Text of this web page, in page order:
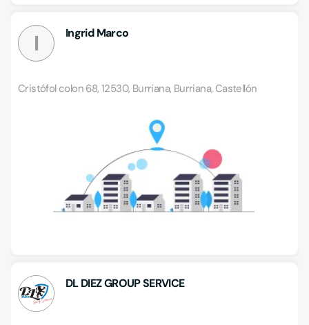
I Ingrid Marco
Cristófol colon 68, 12530, Burriana, Burriana, Castellón
DL DIEZ GROUP SERVICE